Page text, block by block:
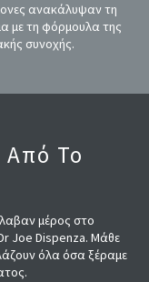
ανακάλυψαν τη
με τη φόρμουλα της
συνοχής.
Το
μέρος στο
Joe Dispenza. Μάθε
όλα όσα ξέραμε